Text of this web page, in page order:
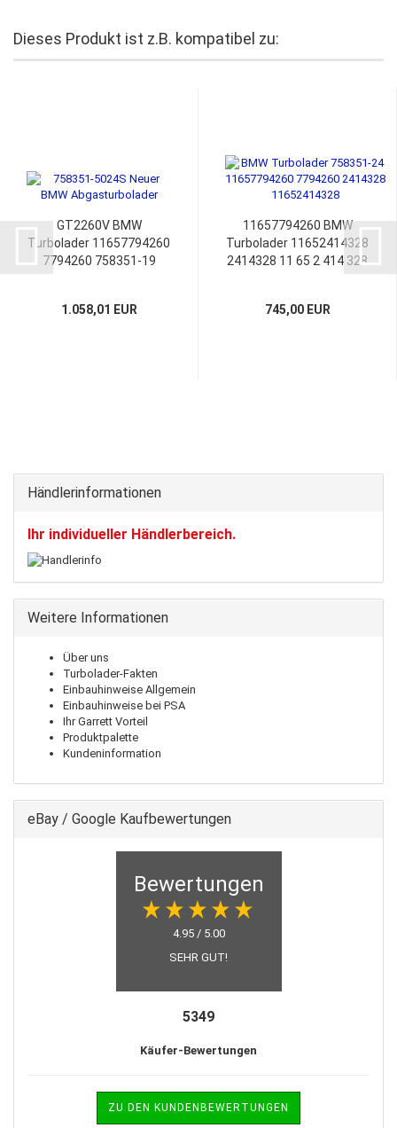
Dieses Produkt ist z.B. kompatibel zu:
GT2260V BMW
Turbolader 11657794260
7794260 758351-19
1.058,01 EUR
11657794260 BMW
Turbolader 11652414328
2414328 11 65 2 414 328
745,00 EUR
Händlerinformationen
Ihr individueller Händlerbereich.
Weitere Informationen
Über uns
Turbolader-Fakten
Einbauhinweise Allgemein
Einbauhinweise bei PSA
Ihr Garrett Vorteil
Produktpalette
Kundeninformation
eBay / Google Kaufbewertungen
Bewertungen
4.95 / 5.00
SEHR GUT!
5349
Käufer-Bewertungen
ZU DEN KUNDENBEWERTUNGEN